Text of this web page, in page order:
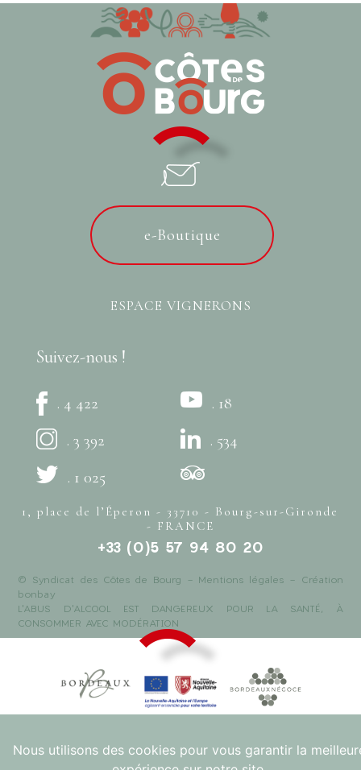
e-Boutique
ESPACE VIGNERONS
Suivez-nous !
. 4 422
. 3 392
. 1 025
. 18
. 534
1, place de l’Éperon - 33710 - Bourg-sur-Gironde
- FRANCE
+33 (0)5 57 94 80 20
© Syndicat des Côtes de Bourg - Mentions légales - Création
bonbay
L'ABUS D'ALCOOL EST DANGEREUX POUR LA SANTÉ, À
CONSOMMER AVEC MODÉRATION
Nous utilisons des cookies pour vous garantir la